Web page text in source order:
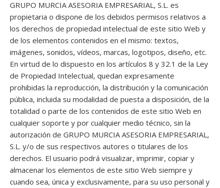
GRUPO MURCIA ASESORIA EMPRESARIAL, S.L. es
propietaria o dispone de los debidos permisos relativos a
los derechos de propiedad intelectual de este sitio Web y
de los elementos contenidos en el mismo: textos,
imágenes, sonidos, vídeos, marcas, logotipos, diseño, etc.
En virtud de lo dispuesto en los artículos 8 y 32.1 de la Ley
de Propiedad Intelectual, quedan expresamente
prohibidas la reproducción, la distribución y la comunicación
pública, incluida su modalidad de puesta a disposición, de la
totalidad o parte de los contenidos de este sitio Web en
cualquier soporte y por cualquier medio técnico, sin la
autorización de GRUPO MURCIA ASESORIA EMPRESARIAL,
S.L. y/o de sus respectivos autores o titulares de los
derechos. El usuario podrá visualizar, imprimir, copiar y
almacenar los elementos de este sitio Web siempre y
cuando sea, única y exclusivamente, para su uso personal y